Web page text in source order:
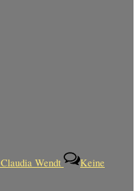
Claudia Wendt
Keine